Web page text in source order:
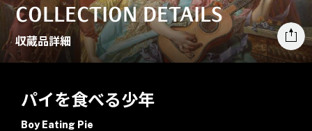
COLLECTION DETAILS
収蔵品詳細
パイを食べる少年
Boy Eating Pie